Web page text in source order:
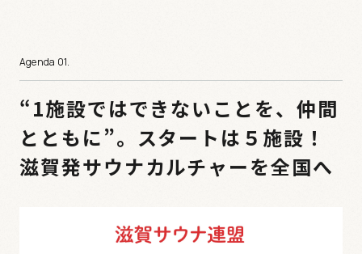
“1施設ではできないことを、仲間
とともに”。スタートは５施設！
滋賀発サウナカルチャーを全国へ